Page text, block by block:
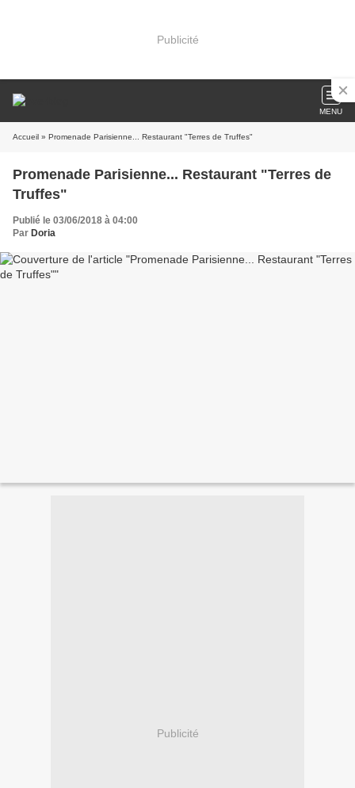
Publicité
MENU
Accueil » Promenade Parisienne... Restaurant "Terres de Truffes"
Promenade Parisienne... Restaurant "Terres de
Truffes"
Publié le 03/06/2018 à 04:00
Par Doria
Publicité